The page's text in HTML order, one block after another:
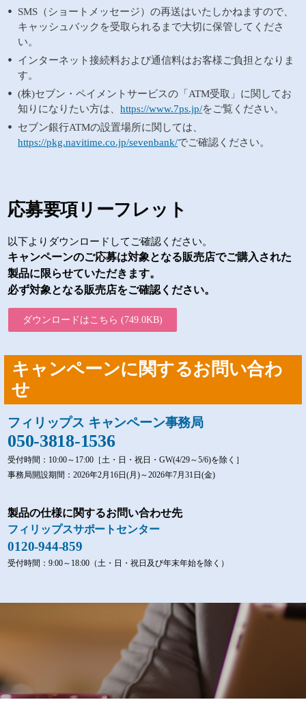
SMS（ショートメッセージ）の再送はいたしかねますので、
キャッシュバックを受取られるまで大切に保管してくださ
い。
インターネット接続料および通信料はお客様ご負担となりま
す。
(株)セブン・ペイメントサービスの「ATM受取」に関してお
知りになりたい方は、https://www.7ps.jp/をご覧ください。
セブン銀行ATMの設置場所に関しては、
https://pkg.navitime.co.jp/sevenbank/でご確認ください。
応募要項リーフレット
以下よりダウンロードしてご確認ください。
キャンペーンのご応募は対象となる販売店でご購入された
製品に限らせていただきます。
必ず対象となる販売店をご確認ください。
ダウンロードはこちら (749.0KB)
キャンペーンに関するお問い合わ
せ
フィリップス キャンペーン事務局
050-3818-1536
受付時間：10:00～17:00［土・日・祝日・GW(4/29～5/6)を除く］
事務局開設期間：2026年2月16日(月)～2026年7月31日(金)
製品の仕様に関するお問い合わせ先
フィリップスサポートセンター
0120-944-859
受付時間：9:00～18:00（土・日・祝日及び年末年始を除く）